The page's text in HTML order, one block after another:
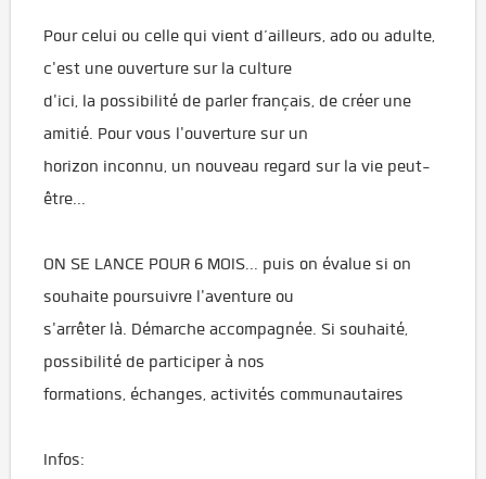
Pour celui ou celle qui vient d’ailleurs, ado ou adulte,
c'est une ouverture sur la culture
d'ici, la possibilité de parler français, de créer une
amitié. Pour vous l'ouverture sur un
horizon inconnu, un nouveau regard sur la vie peut-
être...
ON SE LANCE POUR 6 MOIS... puis on évalue si on
souhaite poursuivre l'aventure ou
s'arrêter là. Démarche accompagnée. Si souhaité,
possibilité de participer à nos
formations, échanges, activités communautaires
Infos: